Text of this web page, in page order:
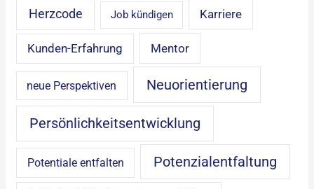
Herzcode Job kündigen Karriere
Kunden-Erfahrung Mentor
neue Perspektiven Neuorientierung
Persönlichkeitsentwicklung
Potentiale entfalten Potenzialentfaltung